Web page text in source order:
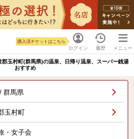
ログイン
購入済チケットはこちら
履歴 メニュー
玉村町(群馬県)の温泉、日帰り温泉、スーパー銭湯
おすすめ
群馬県
玉村町
・女子会